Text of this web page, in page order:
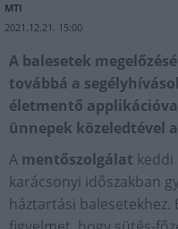
MTI
2021.12.21. 15:00
A balesetek
továbbá a
életmentő
ünnepek közeledtével
A mentőszolgálat keddi
karácsonyi időszakban
háztartási balesetekhez.